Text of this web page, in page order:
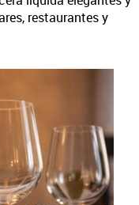
restaurantes y